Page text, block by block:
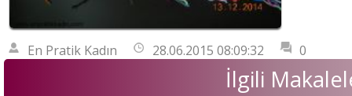
En Pratik Kadın 28.06.2015 08:09:32 0
İlgili